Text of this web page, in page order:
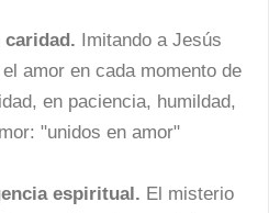
caridad. Imitando a Jesús
amor en cada momento de
en paciencia, humildad,
"unidos en amor"
espiritual. El misterio